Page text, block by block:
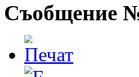
Съобщение